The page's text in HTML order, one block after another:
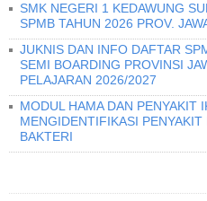
SMK NEGERI 1 KEDAWUNG
SPMB TAHUN 2026 PROV.
JUKNIS DAN INFO DAFTAR
SEMI BOARDING PROVINSI
PELAJARAN 2026/2027
MODUL HAMA DAN PENYAKIT
MENGIDENTIFIKASI
BAKTERI